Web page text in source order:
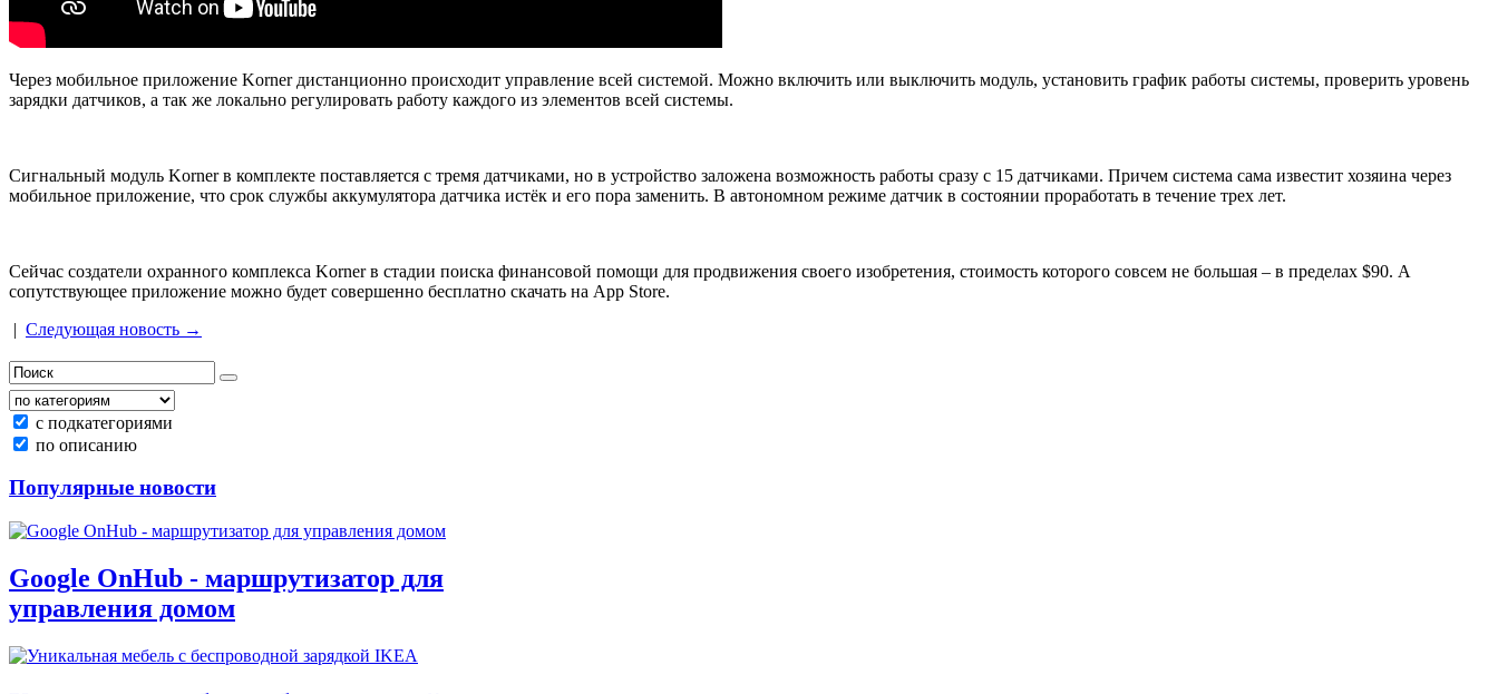
Через мобильное приложение Korner дистанционно происходит управление всей системой. Можно включить или выключить модуль, установить график работы системы, проверить уровень
зарядки датчиков, а так же локально регулировать работу каждого из элементов всей системы.
Сигнальный модуль Korner в комплекте поставляется с тремя датчиками, но в устройство заложена возможность работы сразу с 15 датчиками. Причем система сама известит хозяина через
мобильное приложение, что срок службы аккумулятора датчика истёк и его пора заменить. В автономном режиме датчик в состоянии проработать в течение трех лет.
Сейчас создатели охранного комплекса Korner в стадии поиска финансовой помощи для продвижения своего изобретения, стоимость которого совсем не большая – в пределах $90. А
сопутствующее приложение можно будет совершенно бесплатно скачать на App Store.
| Следующая новость →
с подкатегориями
по описанию
Популярные новости
Google OnHub - маршрутизатор для
управления домом